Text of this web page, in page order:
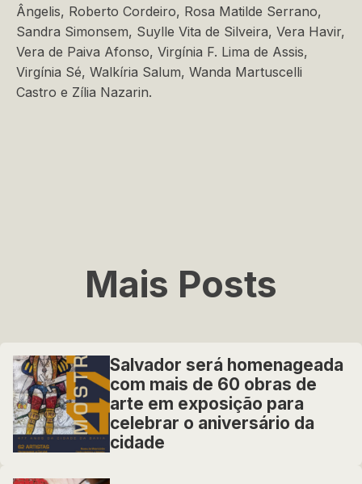
Ângelis, Roberto Cordeiro, Rosa Matilde Serrano,
Sandra Simonsem, Suylle Vita de Silveira, Vera Havir,
Vera de Paiva Afonso, Virgínia F. Lima de Assis,
Virgínia Sé, Walkíria Salum, Wanda Martuscelli
Castro e Zília Nazarin.
Mais Posts
Salvador será homenageada
com mais de 60 obras de
arte em exposição para
celebrar o aniversário da
cidade